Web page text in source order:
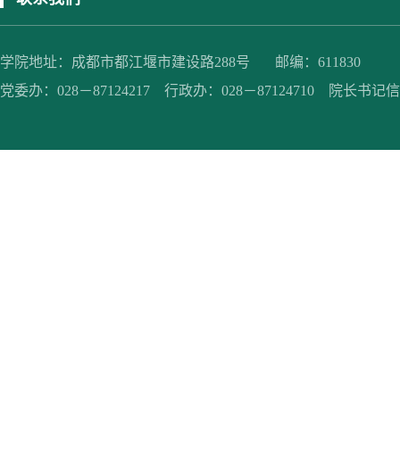
学院地址：成都市都江堰市建设路288号 邮编：611830
党委办：028－87124217 行政办：028－87124710 院长书记信